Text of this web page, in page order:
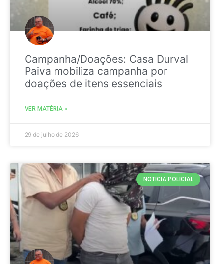
Campanha/Doações: Casa Durval
Paiva mobiliza campanha por
doações de itens essenciais
VER MATÉRIA »
29 de julho de 2026
NOTICIA POLICIAL